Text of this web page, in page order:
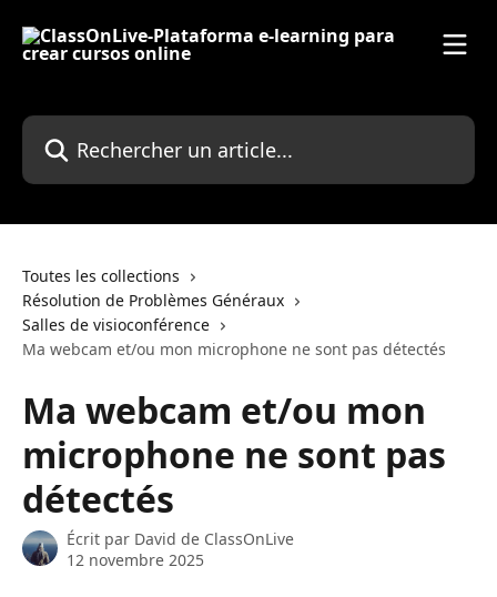
Rechercher un article...
Toutes les collections
Résolution de Problèmes Généraux
Salles de visioconférence
Ma webcam et/ou mon microphone ne sont pas détectés
Ma webcam et/ou mon
microphone ne sont pas
détectés
Écrit par David de ClassOnLive
12 novembre 2025